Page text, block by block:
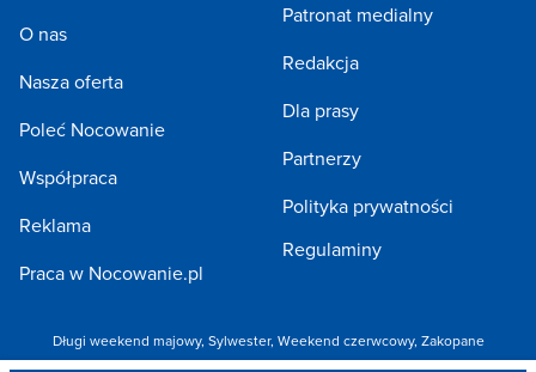
O nas
Nasza oferta
Poleć Nocowanie
Współpraca
Reklama
Praca w Nocowanie.pl
Patronat medialny
Redakcja
Dla prasy
Partnerzy
Polityka prywatności
Regulaminy
Długi weekend majowy, Sylwester, Weekend czerwcowy, Zakopane